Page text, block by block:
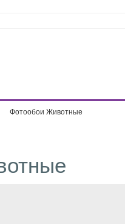
Фотообои Животные